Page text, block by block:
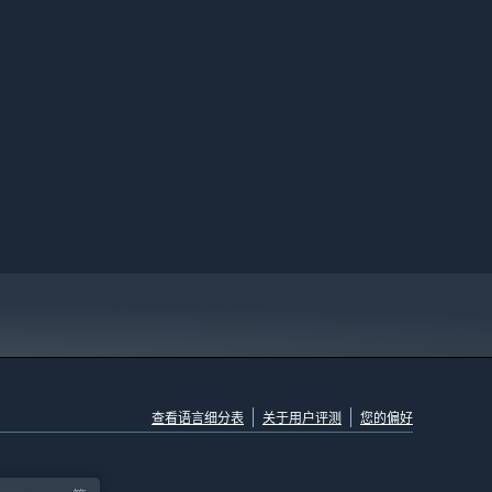
查看语言细分表 关于用户评测 您的偏好